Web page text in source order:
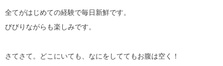
全てがはじめての経験で毎日新鮮です。
びびりながらも楽しみです。
さてさて。どこにいても、なにをしててもお腹は空く！